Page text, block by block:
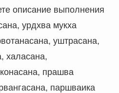
описание выполнения
урдхва мукха
уштрасана,
халасана,
прашва
паршваика